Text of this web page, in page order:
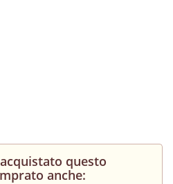
questo
anche: